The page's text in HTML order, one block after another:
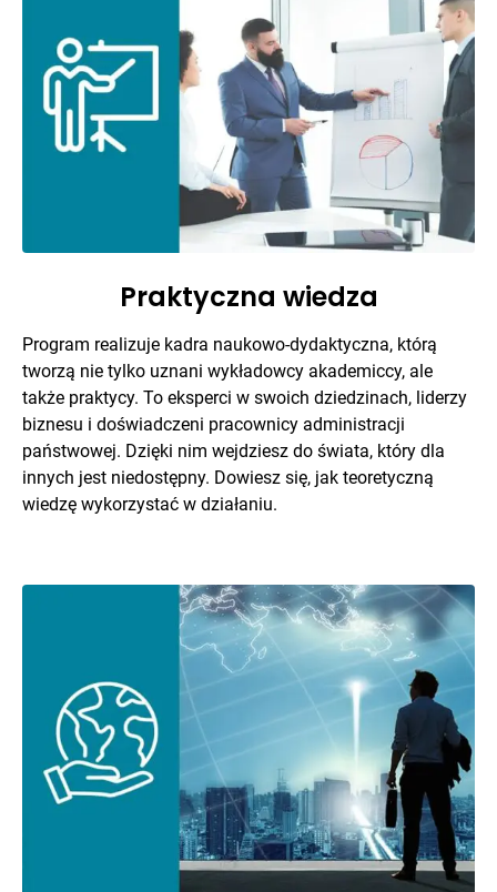
Praktyczna wiedza
Program realizuje kadra naukowo-dydaktyczna, którą
tworzą nie tylko uznani wykładowcy akademiccy, ale
także praktycy. To eksperci w swoich dziedzinach, liderzy
biznesu i doświadczeni pracownicy administracji
państwowej. Dzięki nim wejdziesz do świata, który dla
innych jest niedostępny. Dowiesz się, jak teoretyczną
wiedzę wykorzystać w działaniu.